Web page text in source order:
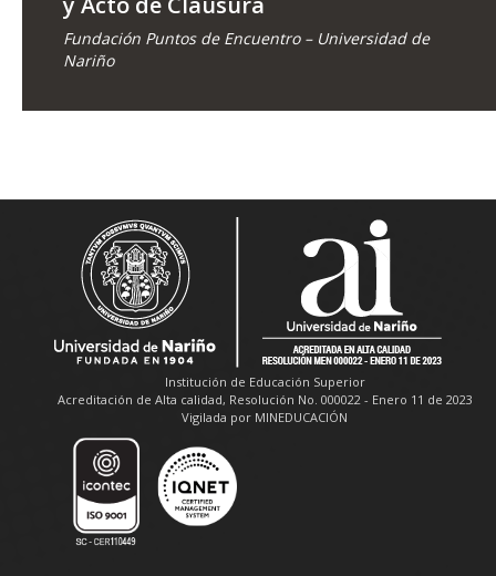
Fundación Puntos de Encuentro – Universidad de
Nariño
Institución de Educación Superior
Acreditación de Alta calidad, Resolución No. 000022 - Enero 11 de 2023
Vigilada por MINEDUCACIÓN